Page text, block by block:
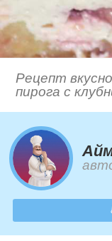
Рецепт
пирога с